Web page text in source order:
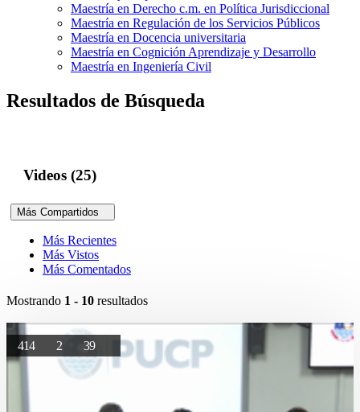
Maestría en Derecho c.m. en Política Jurisdiccional
Maestría en Regulación de los Servicios Públicos
Maestría en Docencia universitaria
Maestría en Cognición Aprendizaje y Desarrollo
Maestría en Ingeniería Civil
Resultados de Búsqueda
Videos (25)
Más Compartidos
Más Recientes
Más Vistos
Más Comentados
Mostrando 1 - 10 resultados
414 2 39